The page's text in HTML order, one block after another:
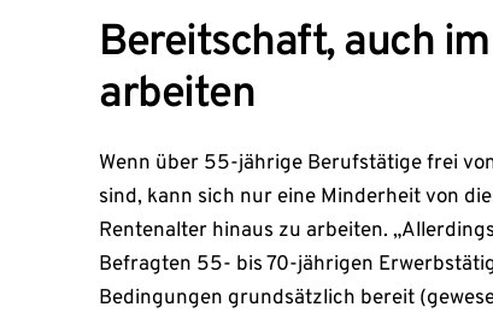
Bereitschaft, auch
arbeiten
Wenn über 55-jährige Berufstätige frei
sind, kann sich nur eine Minderheit von
Rentenalter hinaus zu arbeiten.
Befragten 55- bis 70-jährigen
Bedingungen grundsätzlich bereit